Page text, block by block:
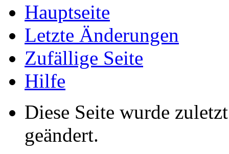
Hauptseite
Letzte Änderungen
Zufällige Seite
Hilfe
Diese Seite wurde
geändert.